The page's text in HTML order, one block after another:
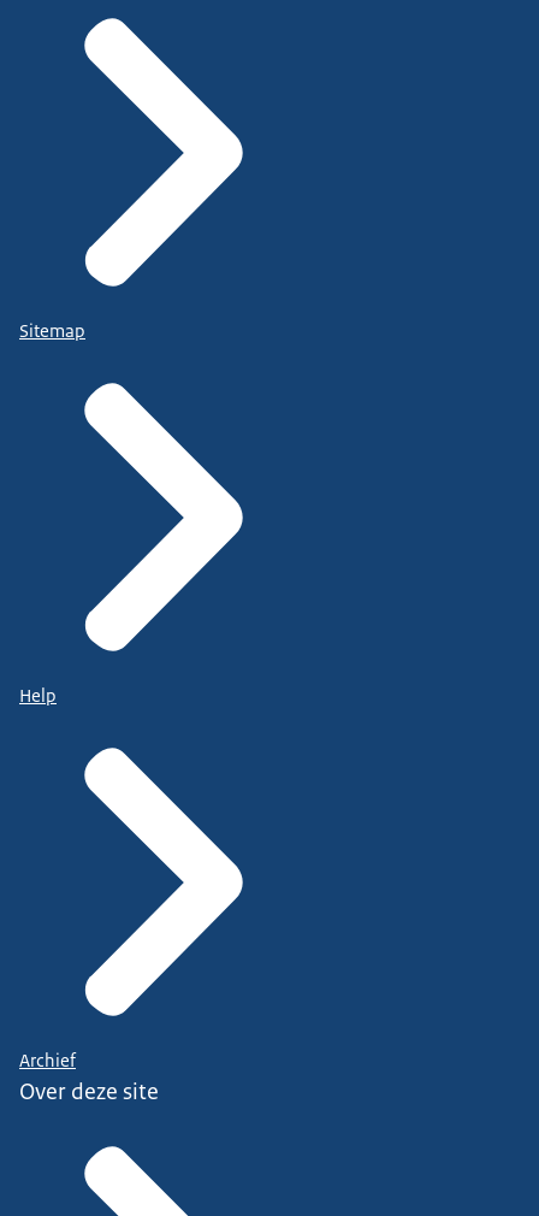
Sitemap
Help
Archief
Over deze site